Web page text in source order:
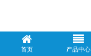
首页 产品中心